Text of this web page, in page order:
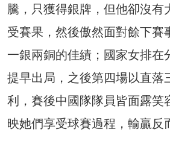
騰，只獲得銀牌，但他卻沒有
受賽果，然後傲然面對餘下賽
一銀兩銅的佳績；國家女排在
提早出局，之後第四場以直落
利，賽後中國隊隊員皆面露笑
映她們享受球賽過程，輸贏反